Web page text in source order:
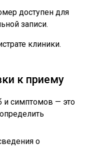
доступен для
записи.
клиники.
к приему
и симптомов — это
о